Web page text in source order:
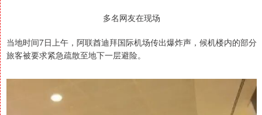
多名网友在现场
当地时间7日上午，阿联酋迪拜国际机场传出爆炸声，候机楼内的部分
旅客被要求紧急疏散至地下一层避险。